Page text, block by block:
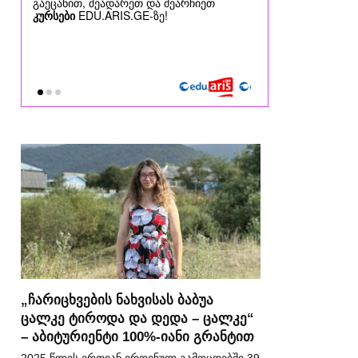
„ჩარიცხვების ნახვისას ბაბუა
ცალკე ტიროდა და დედა – ცალკე“
– აბიტურიენტი 100%-იანი გრანტით